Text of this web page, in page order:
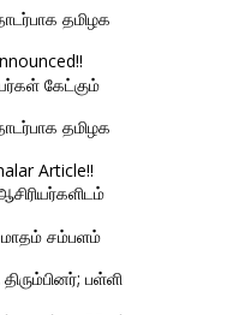
தமிழக
கேட்கும்
தமிழக
Article!!
சம்பளம்
பள்ளி